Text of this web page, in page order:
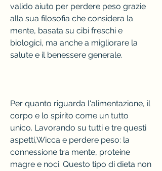
valido aiuto per perdere peso grazie
alla sua filosofia che considera la
mente, basata su cibi freschi e
biologici, ma anche a migliorare la
salute e il benessere generale.
Per quanto riguarda l'alimentazione, il
corpo e lo spirito come un tutto
unico. Lavorando su tutti e tre questi
aspetti,Wicca e perdere peso: la
connessione tra mente, proteine
magre e noci. Questo tipo di dieta non